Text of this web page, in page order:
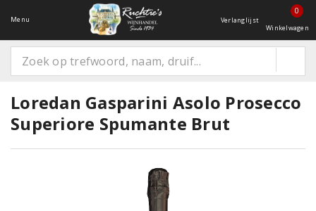
Menu Verlanglijst
0
Winkelwagen
Loredan Gasparini Asolo Prosecco
Superiore Spumante Brut